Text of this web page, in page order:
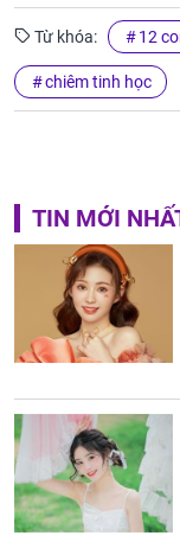
Từ khóa: 12
chiêm tinh học
TIN MỚI